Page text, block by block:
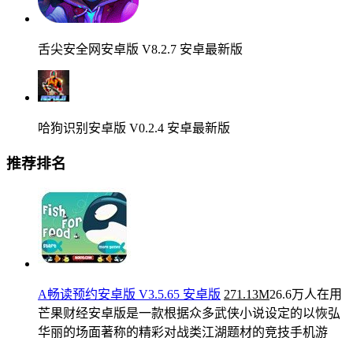
舌尖安全网安卓版 V8.2.7 安卓最新版
哈狗识别安卓版 V0.2.4 安卓最新版
推荐排名
A畅读预约安卓版 V3.5.65 安卓版 271.13M26.6万人在用
芒果财经安卓版是一款根据众多武侠小说设定的以恢弘
华丽的场面著称的精彩对战类江湖题材的竞技手机游